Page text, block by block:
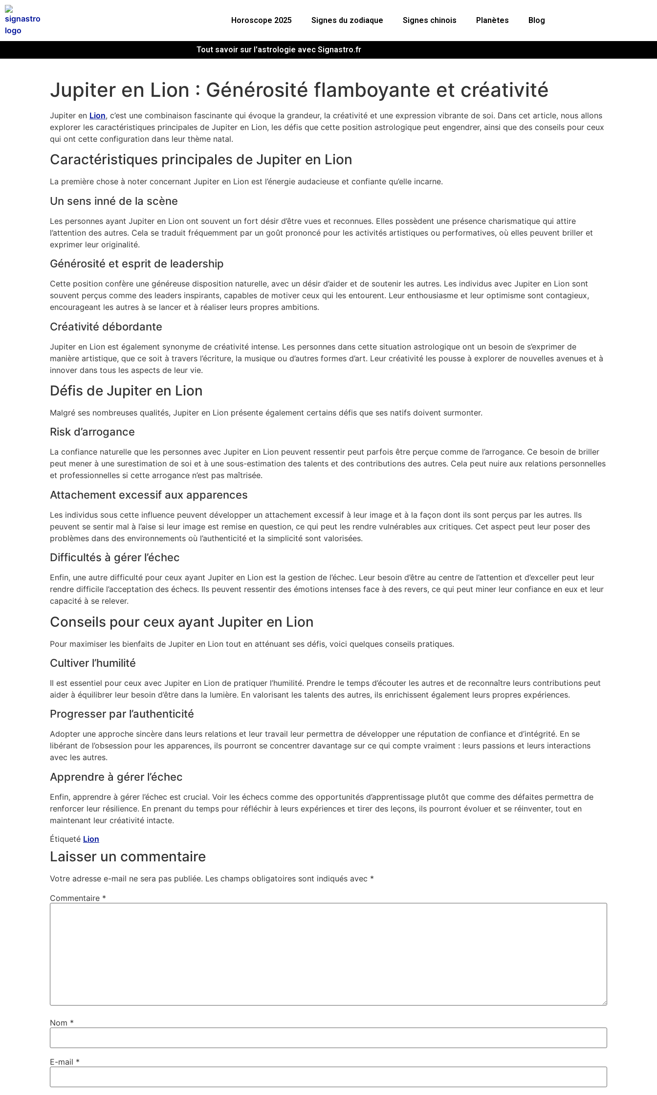
Horoscope 2025 Signes du zodiaque Signes chinois Planètes Blog
Tout savoir sur l'astrologie avec Signastro.fr
Jupiter en Lion : Générosité flamboyante et créativité
Jupiter en Lion, c’est une combinaison fascinante qui évoque la grandeur, la créativité et une expression vibrante de soi. Dans cet article, nous allons
explorer les caractéristiques principales de Jupiter en Lion, les défis que cette position astrologique peut engendrer, ainsi que des conseils pour ceux
qui ont cette configuration dans leur thème natal.
Caractéristiques principales de Jupiter en Lion
La première chose à noter concernant Jupiter en Lion est l’énergie audacieuse et confiante qu’elle incarne.
Un sens inné de la scène
Les personnes ayant Jupiter en Lion ont souvent un fort désir d’être vues et reconnues. Elles possèdent une présence charismatique qui attire
l’attention des autres. Cela se traduit fréquemment par un goût prononcé pour les activités artistiques ou performatives, où elles peuvent briller et
exprimer leur originalité.
Générosité et esprit de leadership
Cette position confère une généreuse disposition naturelle, avec un désir d’aider et de soutenir les autres. Les individus avec Jupiter en Lion sont
souvent perçus comme des leaders inspirants, capables de motiver ceux qui les entourent. Leur enthousiasme et leur optimisme sont contagieux,
encourageant les autres à se lancer et à réaliser leurs propres ambitions.
Créativité débordante
Jupiter en Lion est également synonyme de créativité intense. Les personnes dans cette situation astrologique ont un besoin de s’exprimer de
manière artistique, que ce soit à travers l’écriture, la musique ou d’autres formes d’art. Leur créativité les pousse à explorer de nouvelles avenues et à
innover dans tous les aspects de leur vie.
Défis de Jupiter en Lion
Malgré ses nombreuses qualités, Jupiter en Lion présente également certains défis que ses natifs doivent surmonter.
Risk d’arrogance
La confiance naturelle que les personnes avec Jupiter en Lion peuvent ressentir peut parfois être perçue comme de l’arrogance. Ce besoin de briller
peut mener à une surestimation de soi et à une sous-estimation des talents et des contributions des autres. Cela peut nuire aux relations personnelles
et professionnelles si cette arrogance n’est pas maîtrisée.
Attachement excessif aux apparences
Les individus sous cette influence peuvent développer un attachement excessif à leur image et à la façon dont ils sont perçus par les autres. Ils
peuvent se sentir mal à l’aise si leur image est remise en question, ce qui peut les rendre vulnérables aux critiques. Cet aspect peut leur poser des
problèmes dans des environnements où l’authenticité et la simplicité sont valorisées.
Difficultés à gérer l’échec
Enfin, une autre difficulté pour ceux ayant Jupiter en Lion est la gestion de l’échec. Leur besoin d’être au centre de l’attention et d’exceller peut leur
rendre difficile l’acceptation des échecs. Ils peuvent ressentir des émotions intenses face à des revers, ce qui peut miner leur confiance en eux et leur
capacité à se relever.
Conseils pour ceux ayant Jupiter en Lion
Pour maximiser les bienfaits de Jupiter en Lion tout en atténuant ses défis, voici quelques conseils pratiques.
Cultiver l’humilité
Il est essentiel pour ceux avec Jupiter en Lion de pratiquer l’humilité. Prendre le temps d’écouter les autres et de reconnaître leurs contributions peut
aider à équilibrer leur besoin d’être dans la lumière. En valorisant les talents des autres, ils enrichissent également leurs propres expériences.
Progresser par l’authenticité
Adopter une approche sincère dans leurs relations et leur travail leur permettra de développer une réputation de confiance et d’intégrité. En se
libérant de l’obsession pour les apparences, ils pourront se concentrer davantage sur ce qui compte vraiment : leurs passions et leurs interactions
avec les autres.
Apprendre à gérer l’échec
Enfin, apprendre à gérer l’échec est crucial. Voir les échecs comme des opportunités d’apprentissage plutôt que comme des défaites permettra de
renforcer leur résilience. En prenant du temps pour réfléchir à leurs expériences et tirer des leçons, ils pourront évoluer et se réinventer, tout en
maintenant leur créativité intacte.
Étiqueté Lion
Laisser un commentaire
Votre adresse e-mail ne sera pas publiée. Les champs obligatoires sont indiqués avec *
Commentaire *
Nom *
E-mail *